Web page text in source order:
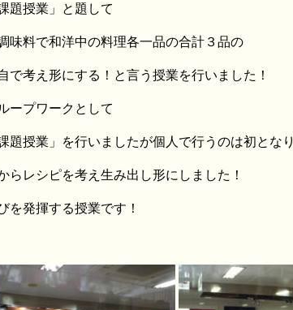
題授業」と題して
味料で和洋中の料理各一品の合計３品の
で考え形にする！と言う授業を行いました！
ープワークとして
題授業」を行いましたが個人で行うのは初となり
らレシピを考え生み出し形にしました！
を発揮する授業です！